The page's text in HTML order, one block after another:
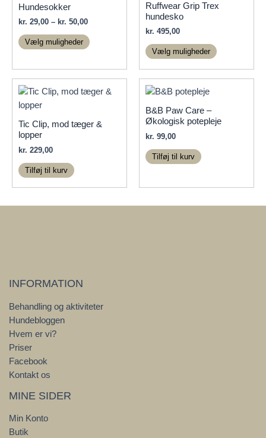
Hundesokker
kr. 29,00 – kr. 50,00Prisinterval:
til
Vælg muligheder
flere
varianter.
Ruffwear Grip Trex
hundesko
kr. 495,00
Vælg muligheder
kan
Tic Clip, mod tæger &
lopper
kr. 229,00
Tilføj til kurv
B&B Paw Care –
Økologisk potepleje
kr. 99,00
Tilføj til kurv
INFORMATION
Behandling og aktiviteter
Hundebloggen
Hvem er vi?
Priser
Facebook
Kontakt os
MINE SIDER
Min Konto
Butik